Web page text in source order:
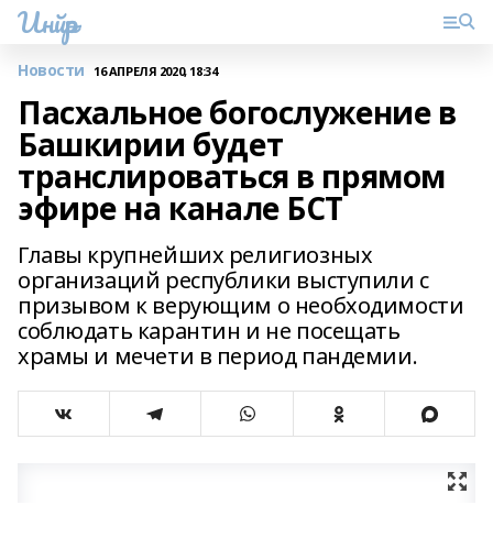
Инйәр
Новости 16 АПРЕЛЯ 2020, 18:34
Пасхальное богослужение в
Башкирии будет
транслироваться в прямом
эфире на канале БСТ
Главы крупнейших религиозных
организаций республики выступили с
призывом к верующим о необходимости
соблюдать карантин и не посещать
храмы и мечети в период пандемии.